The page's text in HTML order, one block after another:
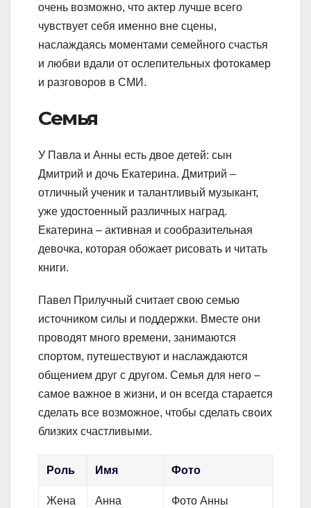
очень возможно, что актер лучше всего
чувствует себя именно вне сцены,
наслаждаясь моментами семейного счастья
и любви вдали от ослепительных фотокамер
и разговоров в СМИ.
Семья
У Павла и Анны есть двое детей: сын
Дмитрий и дочь Екатерина. Дмитрий –
отличный ученик и талантливый музыкант,
уже удостоенный различных наград.
Екатерина – активная и сообразительная
девочка, которая обожает рисовать и читать
книги.
Павел Прилучный считает свою семью
источником силы и поддержки. Вместе они
проводят много времени, занимаются
спортом, путешествуют и наслаждаются
общением друг с другом. Семья для него –
самое важное в жизни, и он всегда старается
сделать все возможное, чтобы сделать своих
близких счастливыми.
Роль Имя Фото
Жена Анна Фото Анны